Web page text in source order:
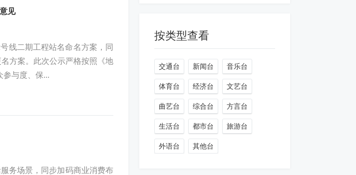
见
线二期工程站名命名方案，同
方案。此次公示严格按照《地
参与度、保...
务场景，同步加码商业消费布
按类型查看
交通台 新闻台 音乐台
体育台 经济台 文艺台
曲艺台 综合台 方言台
生活台 都市台 旅游台
外语台 其他台